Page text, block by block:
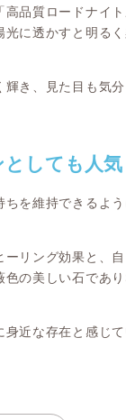
品質ロードナイト
に透かすと明る
き、見た目も気分
しても人気
を維持できるよ
リング効果と、
の美しい石であ
近な存在と感じ